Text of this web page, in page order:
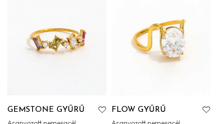
GEMSTONE GYŰRŰ FLOW GYŰRŰ